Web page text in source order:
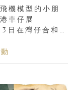
機模型的小朋
車仔展
日在灣仔合和酒